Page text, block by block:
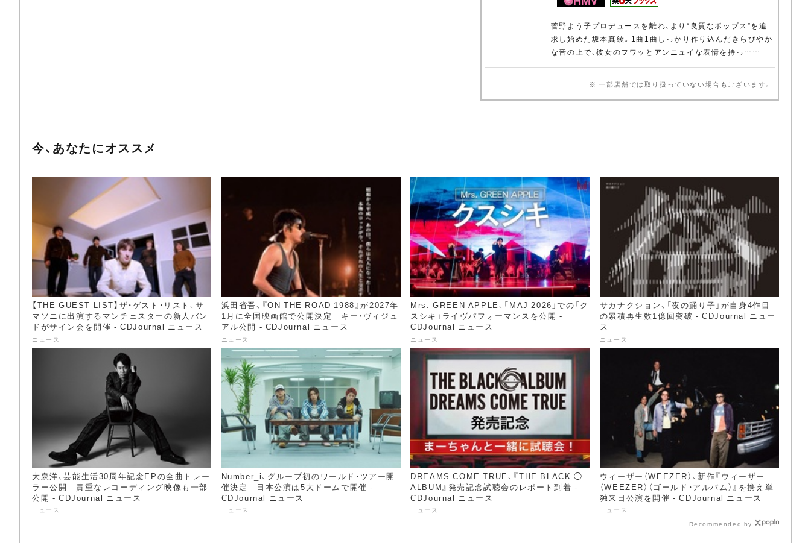
菅野よう子プロデュースを離れ、より“良質なポップス”を追
求し始めた坂本真綾。1曲1曲しっかり作り込んだきらびやか
な音の上で、彼女のフワッとアンニュイな表情を持っ……
※ 一部店舗では取り扱っていない場合もございます。
今、あなたにオススメ
【THE GUEST LIST】ザ・ゲスト・リスト、サ
マソニに出演するマンチェスターの新人バン
ドがサイン会を開催 - CDJournal ニュース
ニュース
浜田省吾、『ON THE ROAD 1988』が2027年
1月に全国映画館で公開決定 キー・ヴィジュ
アル公開 - CDJournal ニュース
ニュース
Mrs. GREEN APPLE、「MAJ 2026」での「ク
スシキ」ライヴパフォーマンスを公開 -
CDJournal ニュース
ニュース
サカナクション、「夜の踊り子」が自身4作目
の累積再生数1億回突破 - CDJournal ニュー
ス
ニュース
大泉洋、芸能生活30周年記念EPの全曲トレー
ラー公開 貴重なレコーディング映像も一部
公開 - CDJournal ニュース
ニュース
Number_i、グループ初のワールド・ツアー開
催決定 日本公演は5大ドームで開催 -
CDJournal ニュース
ニュース
DREAMS COME TRUE、『THE BLACK ◯
ALBUM』発売記念試聴会のレポート到着 -
CDJournal ニュース
ニュース
ウィーザー（WEEZER）、新作『ウィーザー
（WEEZER）（ゴールド・アルバム）』を携え単
独来日公演を開催 - CDJournal ニュース
ニュース
Recommended by